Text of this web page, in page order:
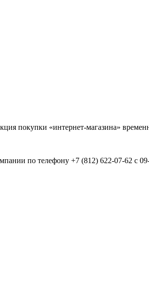
покупки «интернет-магазина»
по телефону +7 (812) 622-07-62 с